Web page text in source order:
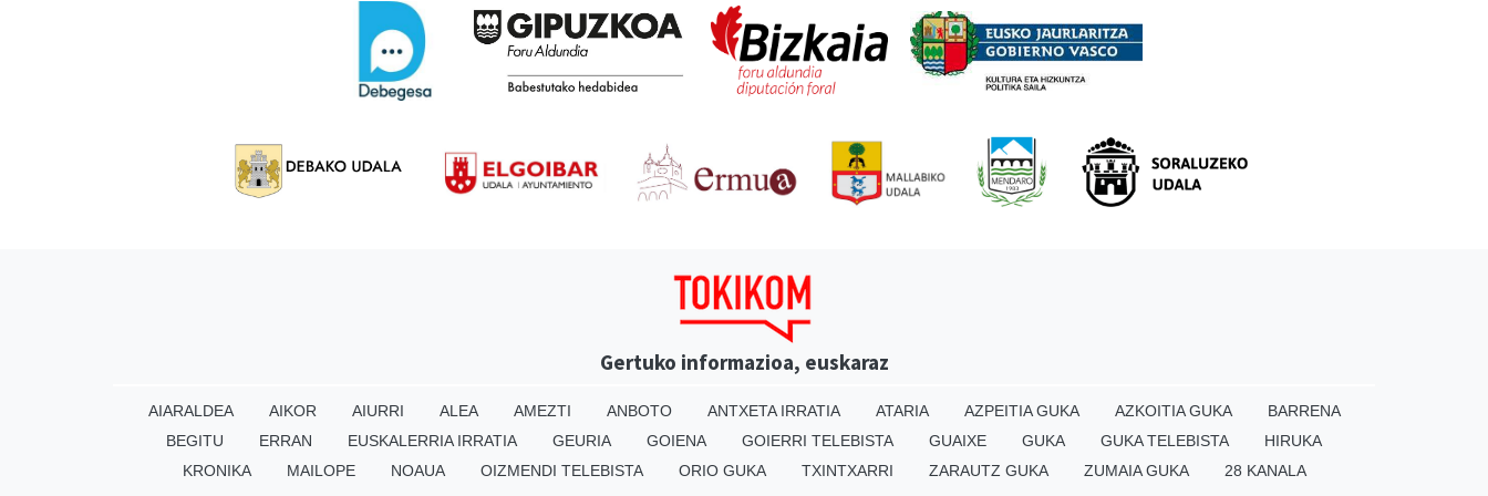
Gertuko informazioa, euskaraz
AIARALDEA AIKOR AIURRI ALEA AMEZTI ANBOTO ANTXETA IRRATIA ATARIA AZPEITIA GUKA AZKOITIA GUKA
BARRENA
BEGITU
ERRAN EUSKALERRIA IRRATIA GEURIA GOIENA GOIERRI TELEBISTA GUAIXE GUKA GUKA TELEBISTA
HIRUKA
KRONIKA
MAILOPE NOAUA OIZMENDI TELEBISTA ORIO GUKA TXINTXARRI ZARAUTZ GUKA ZUMAIA GUKA 28 KANALA